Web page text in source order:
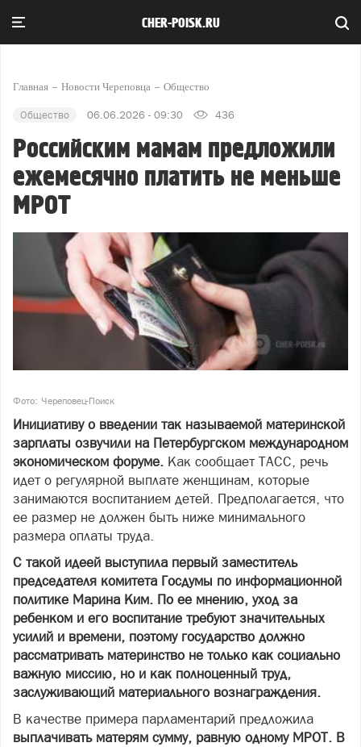
CHER-POISK.RU
Главная Новости Череповца Общество
Общество 06.06.2026 - 09:30 436
Российским мамам предложили
ежемесячно платить не меньше
МРОТ
Фото: Череповец-Поиск
Инициативу о введении так называемой материнской
зарплаты озвучили на Петербургском международном
экономическом форуме. Как сообщает ТАСС, речь
идет о регулярной выплате женщинам, которые
занимаются воспитанием детей. Предполагается, что
ее размер не должен быть ниже минимального
размера оплаты труда.
С такой идеей выступила первый заместитель
председателя комитета Госдумы по информационной
политике Марина Ким. По ее мнению, уход за
ребенком и его воспитание требуют значительных
усилий и времени, поэтому государство должно
рассматривать материнство не только как социально
важную миссию, но и как полноценный труд,
заслуживающий материального вознаграждения.
В качестве примера парламентарий предложила
выплачивать матерям сумму, равную одному МРОТ. В